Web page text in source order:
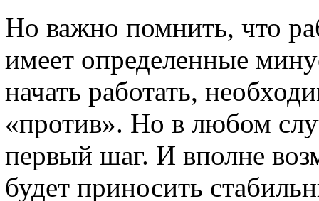
Но важно помнить, что
имеет определенные
начать работать,
«против». Но в любом
первый шаг. И вполне
будет приносить